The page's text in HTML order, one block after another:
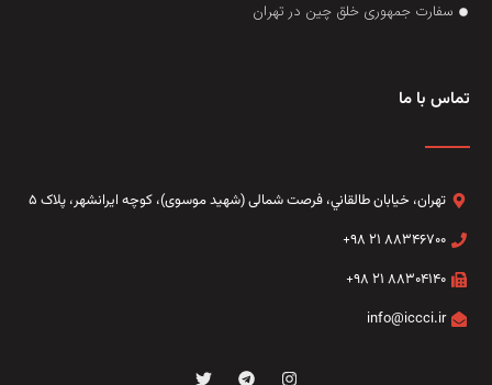
سفارت جمهوری خلق چین در تهران
تماس با ما
تهران، خيابان طالقاني،‌ فرصت شمالی (شهید موسوی)، کوچه ایرانشهر، پلاک ۵
۸۸۳۴۶۷۰۰ ۲۱ ۹۸+
۸۸۳۰۴۱۴۰ ۲۱ ۹۸+
info@iccci.ir